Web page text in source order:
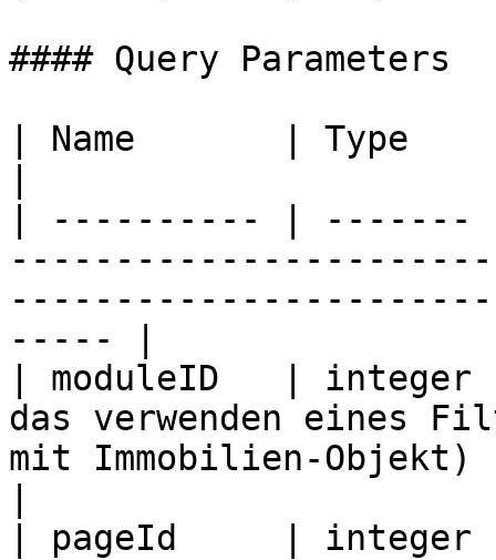
#### Query Parameters
| Name       | Type
| ---------- | -------
----- |
| moduleID   |
das verwenden eines
mit Immobilien-Objekt)
| pageId     | integer